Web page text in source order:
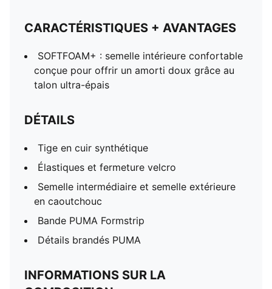
CARACTÉRISTIQUES + AVANTAGES
SOFTFOAM+ : semelle intérieure confortable
conçue pour offrir un amorti doux grâce au
talon ultra-épais
DÉTAILS
Tige en cuir synthétique
Élastiques et fermeture velcro
Semelle intermédiaire et semelle extérieure
en caoutchouc
Bande PUMA Formstrip
Détails brandés PUMA
INFORMATIONS SUR LA